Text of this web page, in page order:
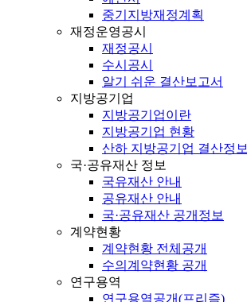
중기지방재정계획
재정운영공시
재정공시
수시공시
알기 쉬운 결산보고서
지방공기업
지방공기업이란
지방공기업 현황
산하 지방공기업 결산정보
국·공유재산 정보
국유재산 안내
공유재산 안내
국·공유재산 공개정보
계약현황
계약현황 전체공개
수의계약현황 공개
연구용역
연구용역공개(프리즘)